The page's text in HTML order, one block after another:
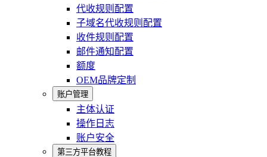
代收规则配置
子域名代收规则配置
收件规则配置
邮件通知配置
额度
OEM品牌定制
账户管理
主体认证
操作日志
账户安全
第三方平台教程